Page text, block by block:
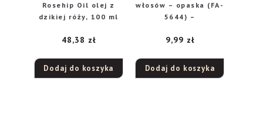
Rosehip Oil olej z
dzikiej róży, 100 ml
48,38 zł
Dodaj do koszyka
włosów – opaska (FA-
5644) –
9,99 zł
Dodaj do koszyka